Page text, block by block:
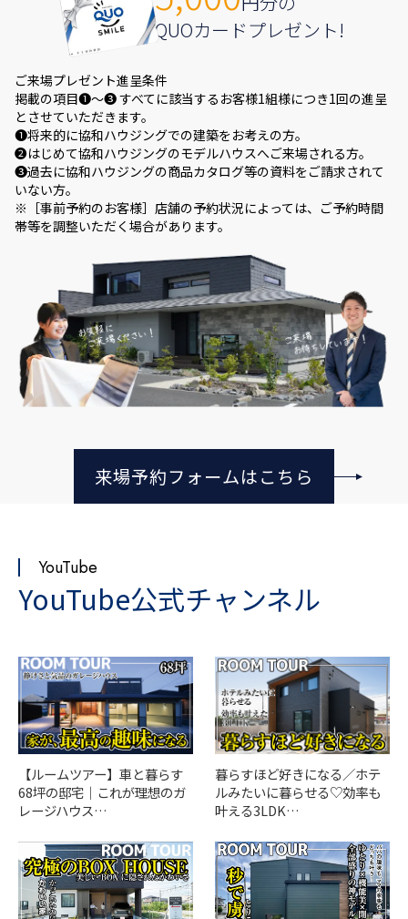
QUOカードプレゼント!
ご来場プレゼント進呈条件
掲載の項目❶～❸ すべてに該当するお客様1組様につき1回の進呈
とさせていただきます。
❶将来的に協和ハウジングでの建築をお考えの方。
❷はじめて協和ハウジングのモデルハウスへご来場される方。
❸過去に協和ハウジングの商品カタログ等の資料をご請求されて
いない方。
※［事前予約のお客様］店舗の予約状況によっては、ご予約時間
帯等を調整いただく場合があります。
来場予約フォームはこちら
YouTube
YouTube公式チャンネル
【ルームツアー】車と暮らす
68坪の邸宅｜これが理想のガ
レージハウス…
暮らすほど好きになる／ホテ
ルみたいに暮らせる♡効率も
叶える3LDK…